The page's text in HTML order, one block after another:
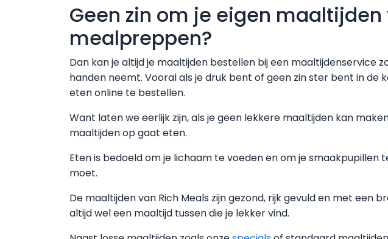
Geen zin om je eigen
mealpreppen?
Dan kan je altijd je maaltijden bestellen bij een maaltijdenservice
handen neemt. Vooral als je druk bent of geen zin ster bent in de
eten online te bestellen.
Want laten we eerlijk zijn, als je geen lekkere maaltijden kan
maaltijden op gaat eten.
Eten is bedoeld om je lichaam te voeden en om je
moet.
De maaltijden van Rich Meals zijn gezond, rijk gevuld en met een
altijd wel een maaltijd tussen die je lekker vind.